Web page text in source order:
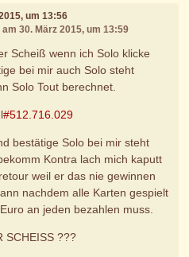
um 13:56
30. März 2015, um 13:59
Scheiß wenn ich Solo klicke
bei mir auch Solo steht
Solo Tout berechnet.
#512.716.029
bestätige Solo bei mir steht
Kontra lach mich kaputt
weil er das nie gewinnen
nachdem alle Karten gespielt
an jeden bezahlen muss.
SCHEISS ???